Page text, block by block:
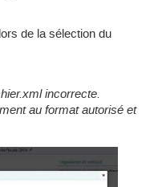
de la sélection du
incorrecte.
au format autorisé et